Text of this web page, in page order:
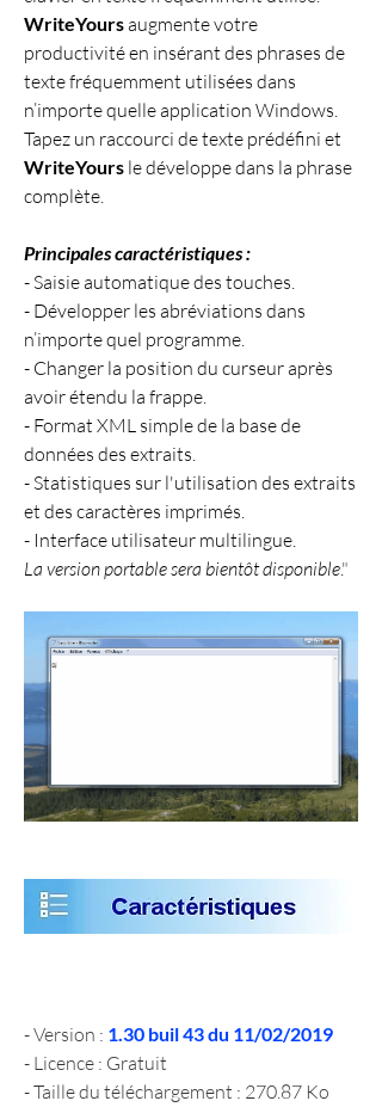
WriteYours augmente votre
productivité en insérant des phrases de
texte fréquemment utilisées dans
n’importe quelle application Windows.
WriteYours le développe dans la phrase
complète.
Principales caractéristiques :
- Saisie automatique des touches.
- Développer les abréviations dans
n’importe quel programme.
- Changer la position du curseur après
avoir étendu la frappe.
- Format XML simple de la base de
données des extraits.
- Statistiques sur l'utilisation des extraits
et des caractères imprimés.
- Interface utilisateur multilingue.
La version portable sera bientôt disponible"
- Version : 1.30 buil 43 du 11/02/2019
- Licence : Gratuit
- Taille du téléchargement : 270.87 Ko